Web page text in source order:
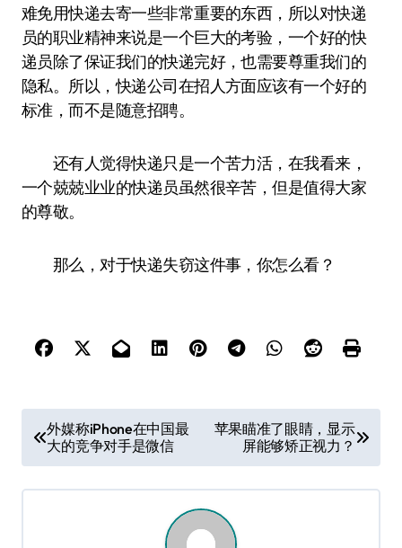
难免用快递去寄一些非常重要的东西，所以对快递
员的职业精神来说是一个巨大的考验，一个好的快
递员除了保证我们的快递完好，也需要尊重我们的
隐私。所以，快递公司在招人方面应该有一个好的
标准，而不是随意招聘。
还有人觉得快递只是一个苦力活，在我看来，
一个兢兢业业的快递员虽然很辛苦，但是值得大家
的尊敬。
那么，对于快递失窃这件事，你怎么看？
章
导
外媒称iPhone在中国最
大的竞争对手是微信
苹果瞄准了眼睛，显示
屏能够矫正视力？